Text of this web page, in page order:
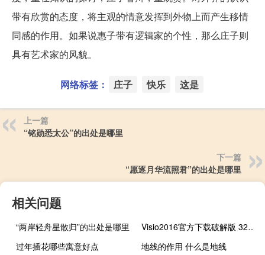
带有欣赏的态度，将主观的情意发挥到外物上而产生移情
同感的作用。如果说惠子带有逻辑家的个性，那么庄子则
具有艺术家的风貌。
网络标签： 庄子 快乐 这是
上一篇
“铭勋悉太公”的出处是哪里
下一篇
“愿逐月华流照君”的出处是哪里
相关问题
“两岸轻舟星散归”的出处是哪里
Visio2016官方下载破解版 32/64位 简体中文免费版（Visio2016官方下载破解版 32/64位 简体中文免费版功能简介）
过年插花哪些寓意好点
地线的作用 什么是地线